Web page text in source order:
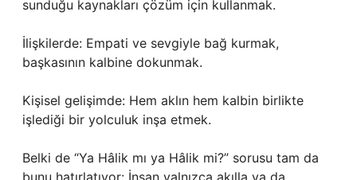
sunduğu kaynakları çözüm için kullanmak.
İlişkilerde: Empati ve sevgiyle bağ kurmak,
başkasının kalbine dokunmak.
Kişisel gelişimde: Hem aklın hem kalbin birlikte
işlediği bir yolculuk inşa etmek.
Belki de “Ya Hâlik mı ya Hâlik mi?” sorusu tam da
bunu hatırlatıyor: İnsan yalnızca akılla ya da